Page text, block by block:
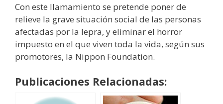
Con este llamamiento se pretende poner de
relieve la grave situación social de las personas
afectadas por la lepra, y eliminar el horror
impuesto en el que viven toda la vida, según sus
promotores, la Nippon Foundation.
Publicaciones Relacionadas: